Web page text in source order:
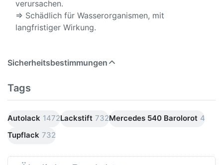
verursachen.
⇒ Schädlich für Wasserorganismen, mit
langfristiger Wirkung.
Sicherheitsbestimmungen
Tags
Autolack 1472Lackstift 732Mercedes 540 Barolorot 4
Tupflack 732